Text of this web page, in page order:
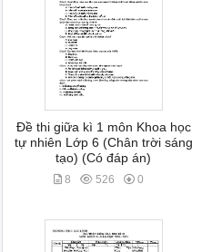
Đề thi giữa kì 1 môn Khoa học
tự nhiên Lớp 6 (Chân trời sáng
tạo) (Có đáp án)
8 526 0